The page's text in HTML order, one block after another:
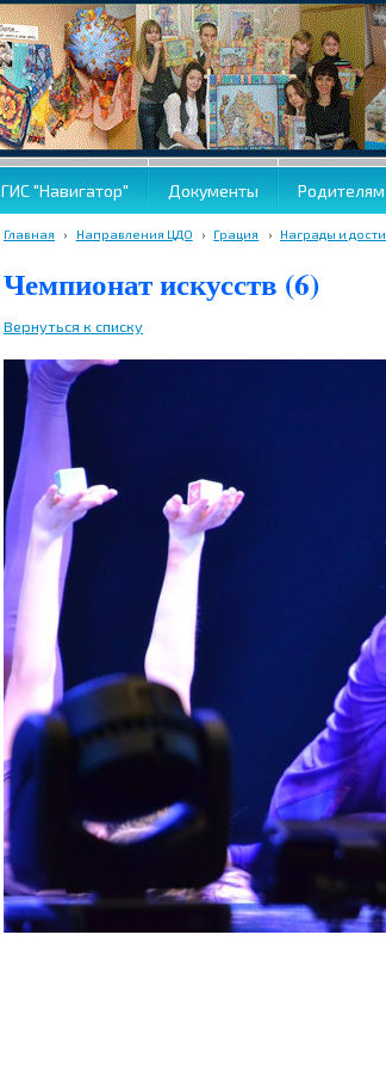
ГИС "Навигатор" Документы Родителям
Главная › Направления ЦДО › Грация › Награды и
Чемпионат искусств (6)
Вернуться к списку